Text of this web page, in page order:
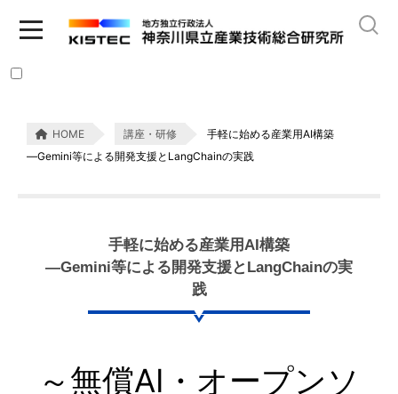
HOME 講座・研修
手軽に始める産業用AI構築
―Gemini等による開発支援とLangChainの実践
手軽に始める産業用AI構築
―Gemini等による開発支援とLangChainの実
践
～無償AI・オープンソ